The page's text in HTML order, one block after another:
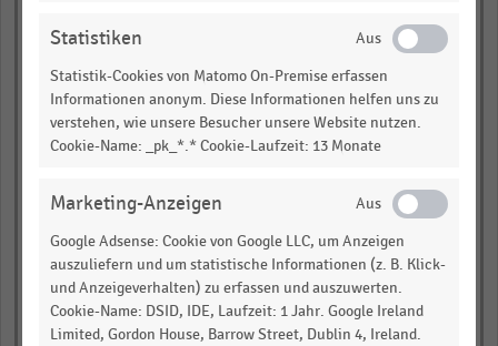
Plannenschmiedsgasse,
Westenhellweg (West),
Bürgermeister-Fischer-
Straße, Augsburg
Rothenburg, Münster
Augsburg
Ehrenstraße (Ost), Köln
Statistiken
Statistik-Cookies von Matomo On-Premise erfassen
Informationen anonym. Diese Informationen helfen uns zu
verstehen, wie unsere Besucher unsere Website nutzen.
Cookie-Name: _pk_*.* Cookie-Laufzeit: 13 Monate
Marketing-Anzeigen
Google Adsense: Cookie von Google LLC, um Anzeigen
auszuliefern und um statistische Informationen (z. B. Klick-
und Anzeigeverhalten) zu erfassen und auszuwerten.
Cookie-Name: DSID, IDE, Laufzeit: 1 Jahr. Google Ireland
Limited, Gordon House, Barrow Street, Dublin 4, Ireland.